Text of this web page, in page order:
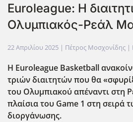
Euroleague: Η
Ολυμπιακός-Ρεάλ
22 Απριλίου 2025 | Πέτρος Μοσχονίδης |
Η Euroleague Basketball
τριών διαιτητών που θα
του Ολυμπιακού απέναντι στη
πλαίσια του Game 1 στη σειρά
διοργ΄ανωσης.